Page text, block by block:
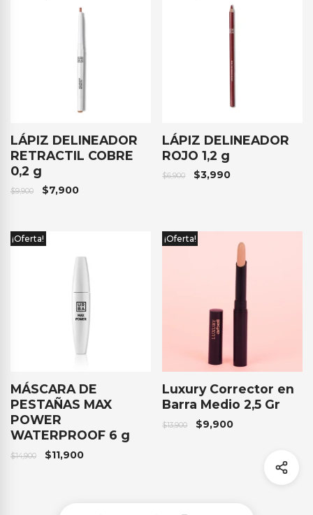
LÁPIZ DELINEADOR
RETRACTIL COBRE
0,2 g
$9,900 $7,900
LÁPIZ DELINEADOR
ROJO 1,2 g
$6,900 $3,990
¡Oferta!
MÁSCARA DE
PESTAÑAS MAX
POWER
WATERPROOF 6 g
$14,900 $11,900
¡Oferta!
Luxury Corrector en
Barra Medio 2,5 Gr
$13,900 $9,900